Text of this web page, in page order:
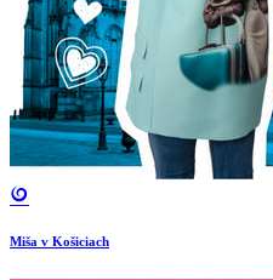
Miša v Košiciach